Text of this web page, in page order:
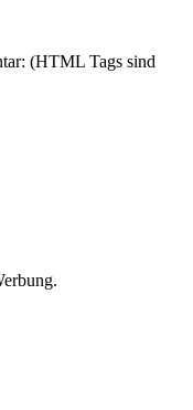
(HTML Tags sind